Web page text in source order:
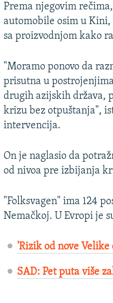
Prema njegovim
automobile osim u Kini,
sa proizvodnjom kako
"Moramo ponovo da
prisutna u
drugih azijskih država,
krizu bez otpuštanja",
intervencija.
On je naglasio da
od nivoa pre izbijanja
"Folksvagen" ima 124
Nemačkoj. U Evropi je
'Rizik od nove Velike
SAD: Pet puta više